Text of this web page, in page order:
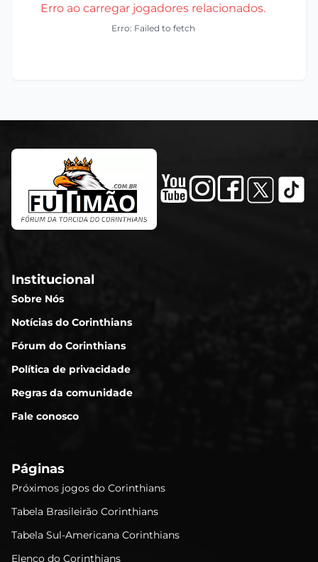
Erro ao carregar jogadores relacionados.
Erro: Failed to fetch
Institucional
Sobre Nós
Notícias do Corinthians
Fórum do Corinthians
Política de privacidade
Regras da comunidade
Fale conosco
Páginas
Próximos jogos do Corinthians
Tabela Brasileirão Corinthians
Tabela Sul-Americana Corinthians
Elenco do Corinthians